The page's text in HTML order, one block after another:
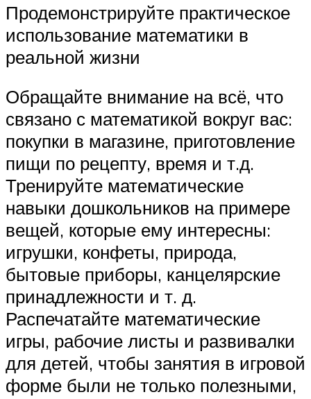
Продемонстрируйте практическое
использование математики в
реальной жизни
Обращайте внимание на всё, что
связано с математикой вокруг вас:
покупки в магазине, приготовление
пищи по рецепту, время и т.д.
Тренируйте математические
навыки дошкольников на примере
вещей, которые ему интересны:
игрушки, конфеты, природа,
бытовые приборы, канцелярские
принадлежности и т. д.
Распечатайте математические
игры, рабочие листы и развивалки
для детей, чтобы занятия в игровой
форме были не только полезными,